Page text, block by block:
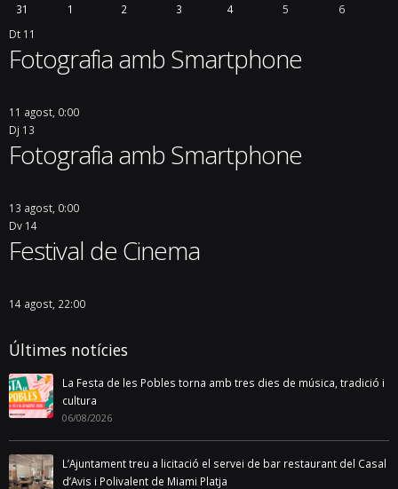
31 1 2 3 4 5
6
Dt 11
Fotografia amb Smartphone
11 agost, 0:00
Dj 13
Fotografia amb Smartphone
13 agost, 0:00
Dv 14
Festival de Cinema
14 agost, 22:00
Últimes notícies
La Festa de les Pobles torna amb tres dies de música, tradició i
cultura
06/08/2026
L’Ajuntament treu a licitació el servei de bar restaurant del Casal
d’Avis i Polivalent de Miami Platja